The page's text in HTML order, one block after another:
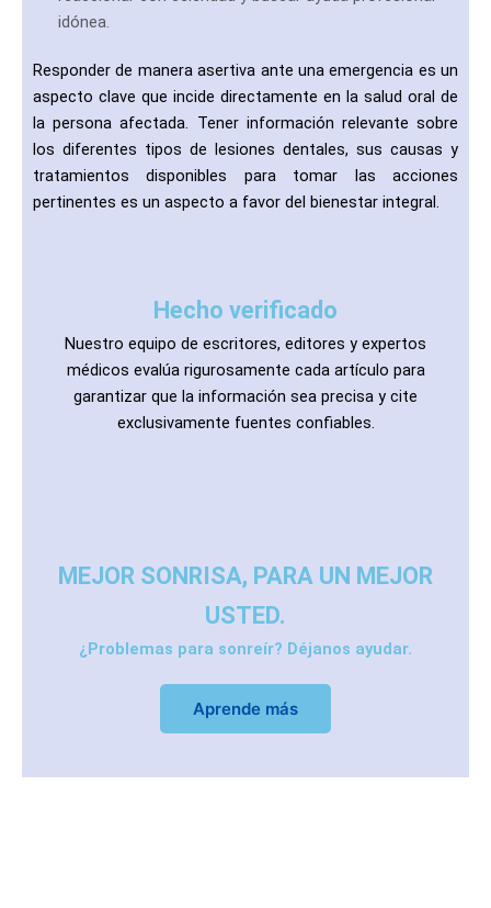
idónea.
Responder de manera asertiva ante una emergencia es un
aspecto clave que incide directamente en la salud oral de
la persona afectada. Tener información relevante sobre
los diferentes tipos de lesiones dentales, sus causas y
tratamientos disponibles para tomar las acciones
pertinentes es un aspecto a favor del bienestar integral.
Hecho verificado
Nuestro equipo de escritores, editores y expertos
médicos evalúa rigurosamente cada artículo para
garantizar que la información sea precisa y cite
exclusivamente fuentes confiables.
MEJOR SONRISA, PARA UN MEJOR
USTED.
¿Problemas para sonreír? Déjanos ayudar.
Aprende más